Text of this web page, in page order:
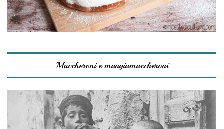
Maccheroni e mangiamaccheroni